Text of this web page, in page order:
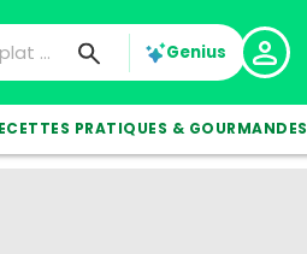
Genius
PRATIQUES & GOURMANDES